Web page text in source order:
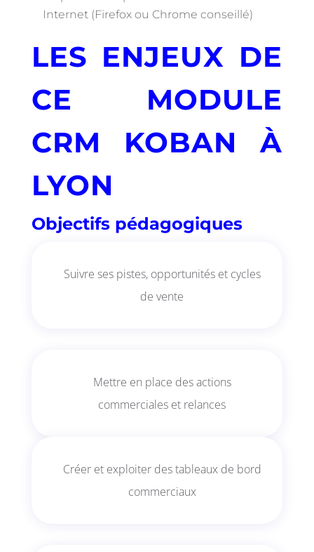
Internet (Firefox ou Chrome conseillé)
LES ENJEUX DE
CE MODULE
CRM KOBAN À
LYON
Objectifs pédagogiques
Suivre ses pistes, opportunités et cycles
de vente
Mettre en place des actions
commerciales et relances
Créer et exploiter des tableaux de bord
commerciaux